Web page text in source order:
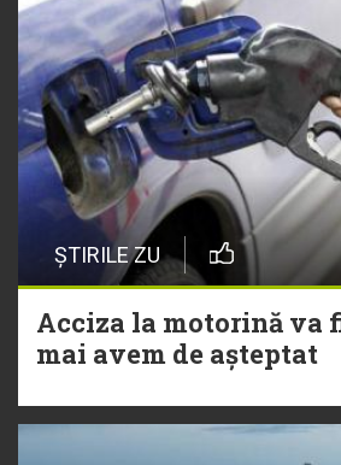
ȘTIRILE ZU
Acciza la motorină va
mai avem de așteptat